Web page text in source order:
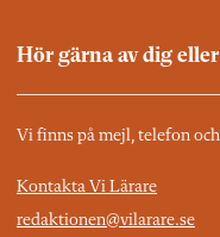
Hör gärna av dig
Vi finns på mejl, telefon
Kontakta Vi Lärare
redaktionen@vilarare.se